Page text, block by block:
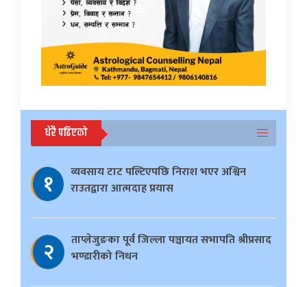
धेरै पढिएको
१
व्यवसाय टाट पल्टिएपछि निराश भएर अश्विन
राउतद्वारा आत्मदाह प्रयास
२
ताप्लेजुङका पूर्व जिल्ला पञ्चायत सभापति श्रीप्रसाद
भण्डारीको निधन